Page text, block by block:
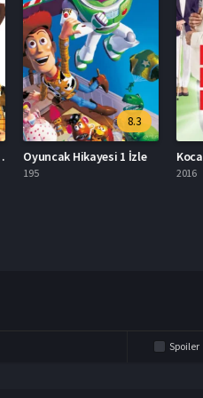
8.3
Oyuncak Hikayesi 1 İzle
195 2016
Spoiler